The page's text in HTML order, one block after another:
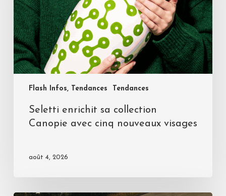
Flash Infos, Tendances Tendances
Seletti enrichit sa collection
Canopie avec cinq nouveaux visages
août 4, 2026